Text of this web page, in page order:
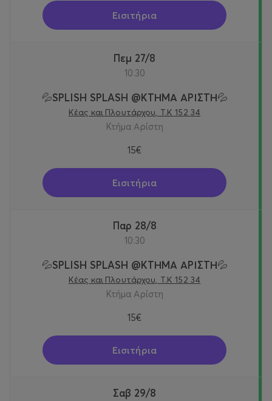
Εισιτήρια
Πεμ 27/8
10:30
💦SPLISH SPLASH @KTΗΜΑ ΑΡΙΣΤΗ💦
Κέας και Πλουτάρχου, Τ.Κ 152 34
Κτήμα Αρίστη
15€
Εισιτήρια
Παρ 28/8
10:30
💦SPLISH SPLASH @KTΗΜΑ ΑΡΙΣΤΗ💦
Κέας και Πλουτάρχου, Τ.Κ 152 34
Κτήμα Αρίστη
15€
Εισιτήρια
Σαβ 29/8